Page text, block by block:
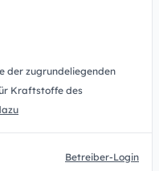
der zugrundeliegenden
Kraftstoffe des
Betreiber-Login